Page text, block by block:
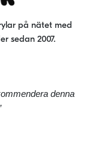
på nätet med
sedan 2007.
denna